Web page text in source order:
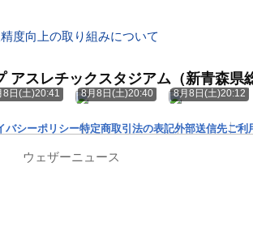
度向上の取り組みについて
アスレチックスタジアム（新青森
8日(土)20:41 8月8日(土)20:40 8月8日(土)20:12
バシーポリシー特定商取引法の表記外部送信先ご利
ウェザーニュース